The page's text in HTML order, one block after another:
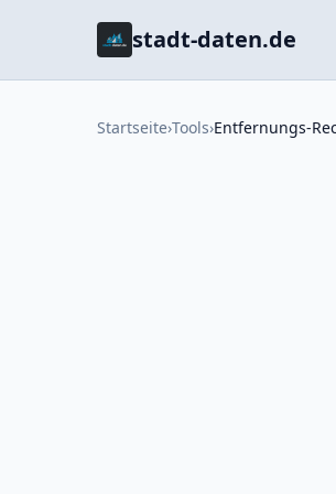
stadt-daten.de
Startseite›Tools›Entfernungs-